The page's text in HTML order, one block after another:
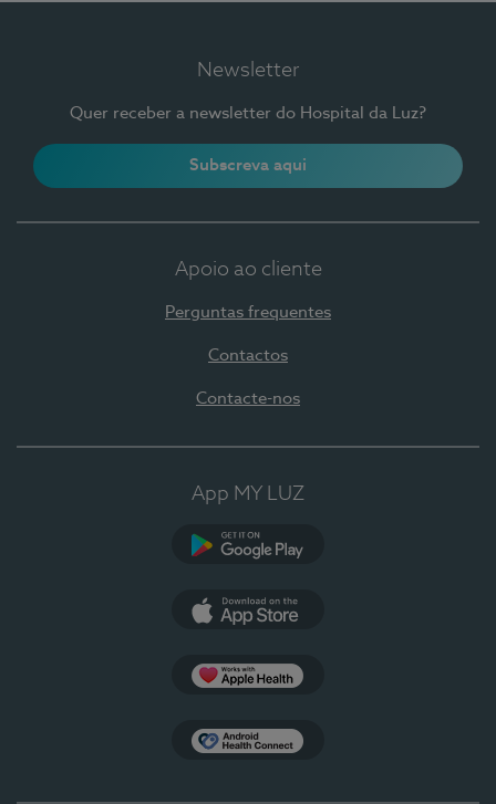
Newsletter
Quer receber a newsletter do Hospital da Luz?
Subscreva aqui
Apoio ao cliente
Perguntas frequentes
Contactos
Contacte-nos
App MY LUZ